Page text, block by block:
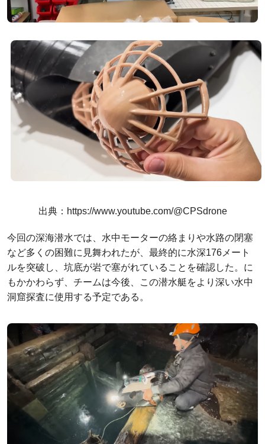
出典：https://www.youtube.com/@CPSdrone
今回の深海潜水では、水中モーターの絡まりや水路の閉塞
など多くの困難に見舞われたが、最終的に水深176メート
ルを突破し、坑底が岩で塞がれていることを確認した。に
もかかわらず、チームは今後、この潜水艇をより深い水中
洞窟探査に使用する予定である。